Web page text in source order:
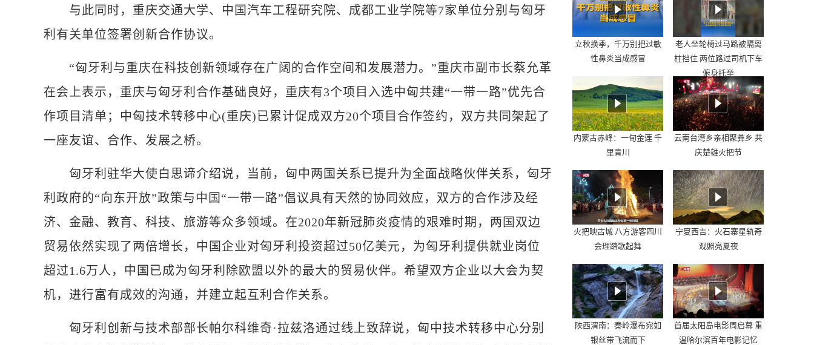
与此同时，重庆交通大学、中国汽车工程研究院、成都工业学院等7家单位分别与匈牙
利有关单位签署创新合作协议。
“匈牙利与重庆在科技创新领域存在广阔的合作空间和发展潜力。”重庆市副市长蔡允革
在会上表示，重庆与匈牙利合作基础良好，重庆有3个项目入选中匈共建“一带一路”优先合
作项目清单；中匈技术转移中心(重庆)已累计促成双方20个项目合作签约，双方共同架起了
一座友谊、合作、发展之桥。
匈牙利驻华大使白思谛介绍说，当前，匈中两国关系已提升为全面战略伙伴关系，匈牙
利政府的“向东开放”政策与中国“一带一路”倡议具有天然的协同效应，双方的合作涉及经
济、金融、教育、科技、旅游等众多领域。在2020年新冠肺炎疫情的艰难时期，两国双边
贸易依然实现了两倍增长，中国企业对匈牙利投资超过50亿美元，为匈牙利提供就业岗位
超过1.6万人，中国已成为匈牙利除欧盟以外的最大的贸易伙伴。希望双方企业以大会为契
机，进行富有成效的沟通，并建立起互利合作关系。
匈牙利创新与技术部部长帕尔科维奇·拉兹洛通过线上致辞说，匈中技术转移中心分别
立秋换季，千万别把过敏
性鼻炎当成感冒
老人坐轮椅过马路被隔离
柱挡住 两位路过司机下车
俯身托举
内蒙古赤峰：一甸金莲 千
里青川
云南台湾乡亲相聚彝乡 共
庆楚雄火把节
火把映古城 八方游客四川
会理踏歌起舞
宁夏西吉：火石寨星轨奇
观照亮夏夜
陕西渭南：秦岭瀑布宛如
银丝带飞流而下
首届太阳岛电影周启幕 重
温哈尔滨百年电影记忆